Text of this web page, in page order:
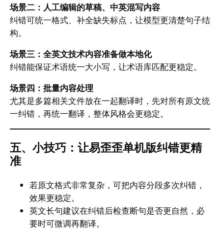
场景二：人工编辑的草稿、中英混写内容
纠错可统一格式、补全缺失标点，让模型更清楚句子结
构。
场景三：全英文技术内容准备做本地化
纠错能保证术语统一大小写，让术语库匹配更稳定。
场景四：批量内容处理
尤其是多篇相关文件放在一起翻译时，先对所有原文统
一纠错，再统一翻译，整体风格会更稳定。
五、小技巧：让易歪歪单机版纠错更精
准
若原文格式非常复杂，可把内容分段多次纠错，
效果更稳定。
英文长句建议在纠错后检查断句是否更自然，必
要时可微调再翻译。